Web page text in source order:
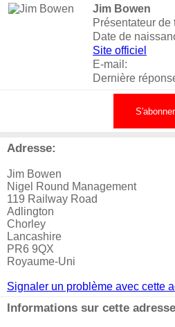
Jim Bowen
Présentateur de
Date de
Site officiel
E-mail:
Dernière
S'abonner
Adresse:
Jim Bowen
Nigel Round Management
119 Railway Road
Adlington
Chorley
Lancashire
PR6 9QX
Royaume-Uni
Signaler un problème avec cette
Informations sur cette